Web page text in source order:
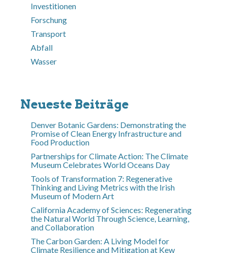
Investitionen
Forschung
Transport
Abfall
Wasser
Neueste Beiträge
Denver Botanic Gardens: Demonstrating the
Promise of Clean Energy Infrastructure and
Food Production
Partnerships for Climate Action: The Climate
Museum Celebrates World Oceans Day
Tools of Transformation 7: Regenerative
Thinking and Living Metrics with the Irish
Museum of Modern Art
California Academy of Sciences: Regenerating
the Natural World Through Science, Learning,
and Collaboration
The Carbon Garden: A Living Model for
Climate Resilience and Mitigation at Kew